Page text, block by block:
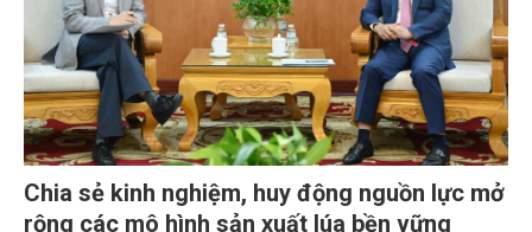
Chia sẻ kinh nghiệm, huy động nguồn lực mở
rộng các mô hình sản xuất lúa bền vững